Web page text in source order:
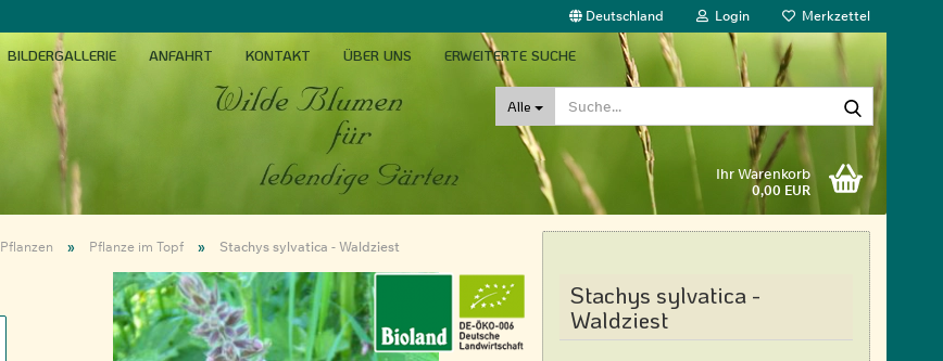
Deutschland Login Merkzettel
Alle
Ihr Warenkorb
0,00 EUR
BILDERGALLERIE ANFAHRT KONTAKT ÜBER UNS ERWEITERTE SUCHE
Pflanzen » Pflanze im Topf » Stachys sylvatica - Waldziest
Stachys sylvatica -
Waldziest